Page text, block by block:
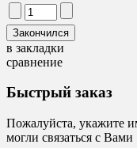
в закладки
сравнение
Быстрый заказ
Пожалуйста, укажите
могли связаться с Вами